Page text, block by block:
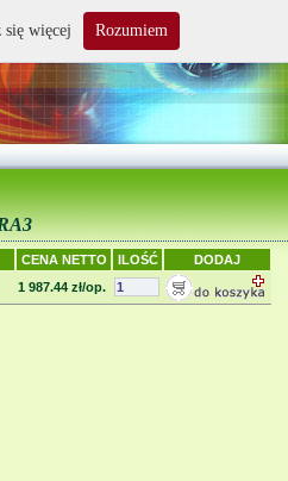
CENA NETTO ILOŚĆ
DODAJ
1 987.44 zł/op.
się więcej Rozumiem